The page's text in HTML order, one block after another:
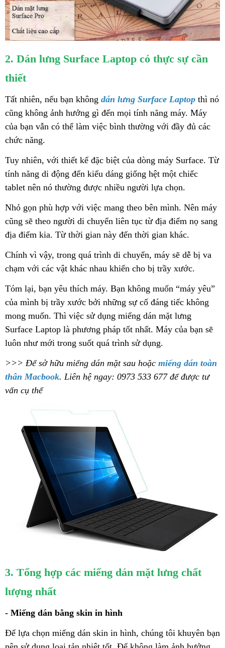
2. Dán lưng Surface Laptop có thực sự cần
thiết
Tất nhiên, nếu bạn không dán lưng Surface Laptop thì nó
cũng không ảnh hưởng gì đến mọi tính năng máy. Máy
của bạn vẫn có thể làm việc bình thường với đầy đủ các
chức năng.
Tuy nhiên, với thiết kế đặc biệt của dòng máy Surface. Từ
tính năng di động đến kiểu dáng giống hệt một chiếc
tablet nên nó thường được nhiều người lựa chọn.
Nhỏ gọn phù hợp với việc mang theo bên mình. Nên máy
cũng sẽ theo người di chuyển liên tục từ địa điểm nọ sang
địa điểm kia. Từ thời gian này đến thời gian khác.
Chính vì vậy, trong quá trình di chuyển, máy sẽ dễ bị va
chạm với các vật khác nhau khiến cho bị trầy xước.
Tóm lại, bạn yêu thích máy. Bạn không muốn “máy yêu”
của mình bị trầy xước bởi những sự cố đáng tiếc không
mong muốn. Thì việc sử dụng miếng dán mặt lưng
Surface Laptop là phương pháp tốt nhất. Máy của bạn sẽ
luôn như mới trong suốt quá trình sử dụng.
>>> Để sở hữu miếng dán mặt sau hoặc miếng dán toàn
thân Macbook. Liên hệ ngay: 0973 533 677 để được tư
vấn cụ thể
3. Tổng hợp các miếng dán mặt lưng chất
lượng nhất
- Miếng dán bằng skin in hình
Để lựa chọn miếng dán skin in hình, chúng tôi khuyên bạn